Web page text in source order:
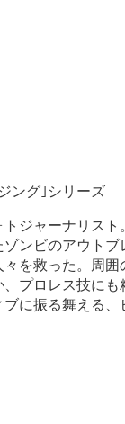
ング｣シリーズ
ジャーナリス
ンビのアウト
を救った。周
プロレス技に
に振る舞える